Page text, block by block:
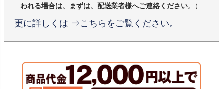
われる場合は、まずは、配送業者様へご連絡ください。）
更に詳しくは ⇒こちらをご覧ください。